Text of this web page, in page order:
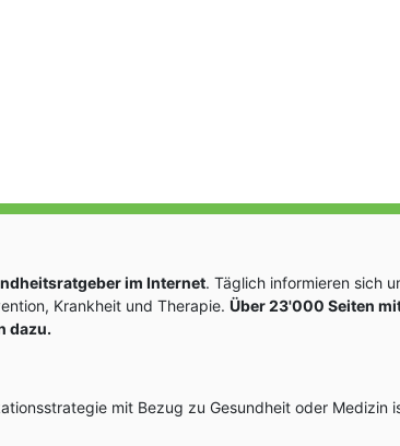
im Internet. Täglich informieren sich
Krankheit und Therapie. Über 23'000 Seiten
dazu.
mit Bezug zu Gesundheit oder Medizin